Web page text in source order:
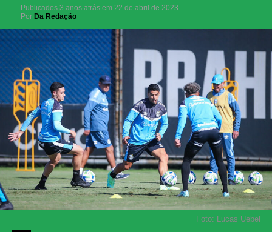
Publicados 3 anos atrás em 22 de abril de 2023
Por Da Redação
Foto: Lucas Uebel